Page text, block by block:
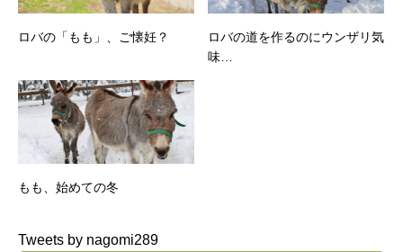
ロバの「もも」、ご懐妊？
ロバの道を作るのにウンザリ気
味…
もも、始めての冬
Tweets by nagomi289